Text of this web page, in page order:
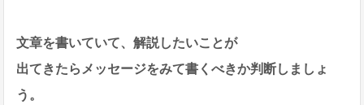
文章を書いていて、解説したいことが
出てきたらメッセージをみて書くべきか判断しましょ
う。